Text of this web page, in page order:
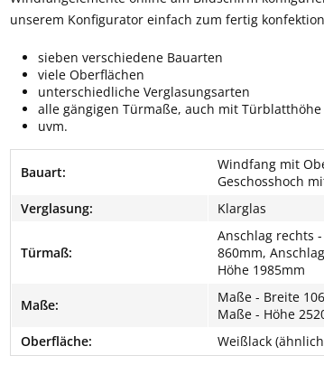
unserem Konfigurator einfach zum fertig
sieben verschiedene Bauarten
viele Oberflächen
unterschiedliche Verglasungsarten
alle gängigen Türmaße, auch mit Türblatthöhe
uvm.
Bauart:
Windfang mit
Geschosshoch
Verglasung:
Klarglas
Türmaß:
Anschlag rechts
860mm,
Höhe 1985mm
Maße:
Maße - Breite
Maße - Höhe
Oberfläche:
Weißlack